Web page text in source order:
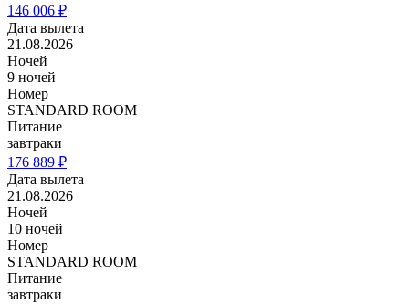
146 006 ₽
Дата вылета
21.08.2026
Ночей
9 ночей
Номер
STANDARD ROOM
Питание
завтраки
176 889 ₽
Дата вылета
21.08.2026
Ночей
10 ночей
Номер
STANDARD ROOM
Питание
завтраки